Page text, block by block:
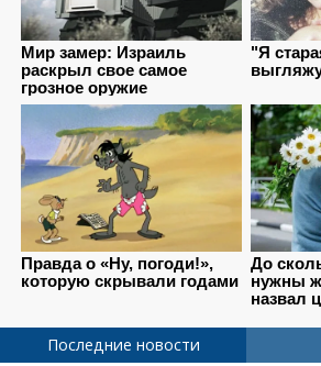
Последние новости